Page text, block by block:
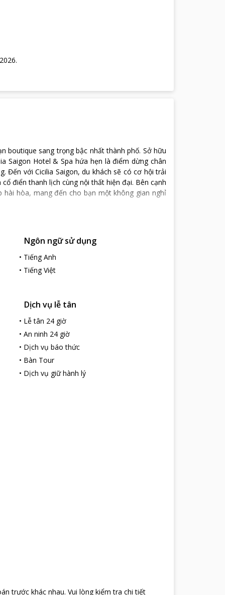
.
boutique sang trọng bậc nhất thành phố. Sở hữu
Saigon Hotel & Spa hứa hẹn là điểm dừng chân
Đến với Cicilia Saigon, du khách sẽ có cơ hội trải
điển thanh lịch cùng nội thất hiện đại. Bên cạnh
hòa, mang đến cho bạn một không gian nghỉ
Ngôn ngữ sử dụng
• Tiếng Anh
• Tiếng Việt
Dịch vụ lễ tân
• Lễ tân 24 giờ
• An ninh 24 giờ
• Dịch vụ báo thức
• Bàn Tour
• Dịch vụ giữ hành lý
trước khác nhau. Vui lòng kiểm tra chi tiết